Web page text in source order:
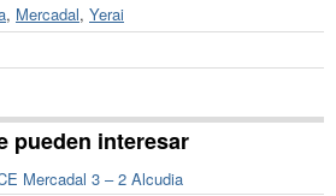
, Mercadal, Yerai
pueden interesar
Mercadal 3 – 2 Alcudia